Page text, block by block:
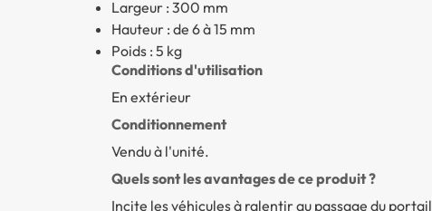
Largeur : 300 mm
Hauteur : de 6 à 15 mm
Poids : 5 kg
Conditions d'utilisation
En extérieur
Conditionnement
Vendu à l'unité.
Quels sont les avantages de ce produit ?
Incite les véhicules à ralentir au passage du portail